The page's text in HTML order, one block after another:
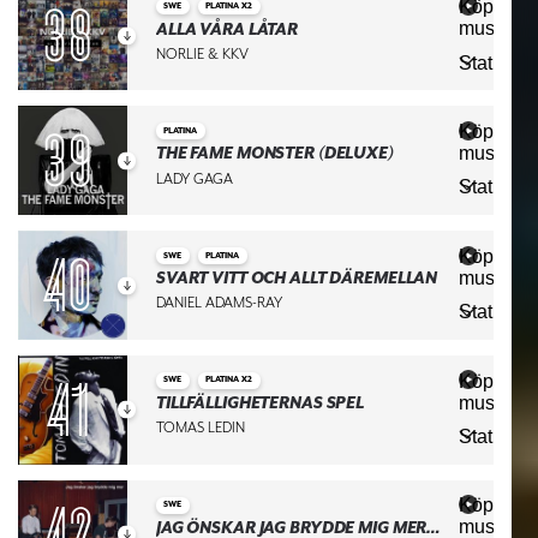
du
SWE PLATINA X2
ALLA VÅRA LÅTAR
NORLIE & KKV
Köp
musiken
Stäng
du
Statistik
PLATINA
THE FAME MONSTER (DELUXE)
LADY GAGA
Köp
musiken
Stäng
du
Statistik
SWE PLATINA
SVART VITT OCH ALLT DÄREMELLAN
DANIEL ADAMS-RAY
Köp
musiken
Stäng
du
Statistik
SWE PLATINA X2
TILLFÄLLIGHETERNAS SPEL
TOMAS LEDIN
Köp
musiken
Stäng
du
Statistik
SWE
JAG ÖNSKAR JAG BRYDDE MIG MER, MEN DET GÖR JAG EGE
Köp
musiken